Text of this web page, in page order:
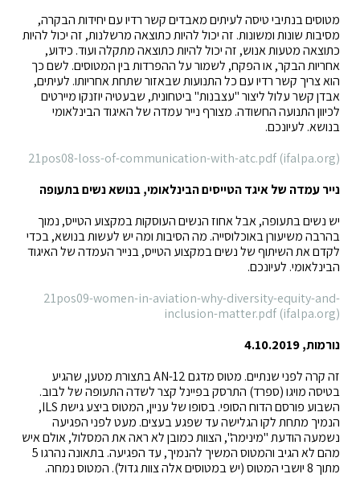
מטוסים בנתיבי טיסה לעיתים מאבדים קשר רדיו עם יחידות הבקרה,
מסיבות שונות ומשונות. זה יכול להיות כתוצאה מרשלנות, זה יכול להיות
כתוצאה מטעות אנוש, זה יכול להיות כתוצאה מתקלה ועוד. כידוע,
אחריות הבקר, או הפקח, לשמור על ההפרדות בין המטוסים. לשם כך
הוא צריך קשר רדיו עם כל התנועות שבאזור שתחת אחריותו. לעיתים,
אבדן קשר עלול ליצור "עצבנות" ביטחונית, שבעטיה יוזנקו מיירטים
לכיוון התנועה החשודה. מצורף נייר עמדה של האיגוד הבינלאומי
בנושא. לעיונכם.
21pos08-loss-of-communication-with-atc.pdf (ifalpa.org)
נייר עמדה של איגד הטייסים הבינלאומי, בנושא נשים בתעופה
יש נשים בתעופה, אבל אחוז הנשים העוסקות במקצוע הטייס, נמוך
בהרבה משיעורן באוכלוסייה. מה הסיבות ומה יש לעשות בנושא, בכדי
לקדם את השיתוף של נשים במקצוע הטייס, בנייר העמדה של האיגוד
הבינלאומי. לעיונכם.
21pos09-women-in-aviation-why-diversity-equity-and-
inclusion-matter.pdf (ifalpa.org)
נורמות, 4.10.2019
זה קרה לפני שנתיים. מטוס מדגם AN-12 בתצורת מטען, שהגיע
בטיסה מויגו (ספרד) התרסק בפיינל קצר לשדה התעופה של לבוב.
השבוע פורסם הדוח הסופי. בסופו של עניין, המטוס ביצע גישת ILS,
הנמיך מתחת לקו הגלישה עד שפגע בעצים. מעט לפני הפגיעה
נשמעה הודעת "מינימה", הצוות כמובן לא ראה את המסלול, אולם איש
מהם לא הגיב והמטוס המשיך להנמיך, עד הפגיעה. בתאונה נהרגו 5
מתוך 8 יושבי המטוס (יש במטוסים אלה צוות גדול). המטוס נמחה.